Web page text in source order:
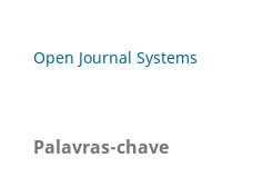
Open Journal Systems
Palavras-chave